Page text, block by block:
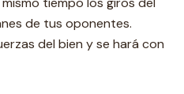
de tus oponentes.
del bien y se hará con